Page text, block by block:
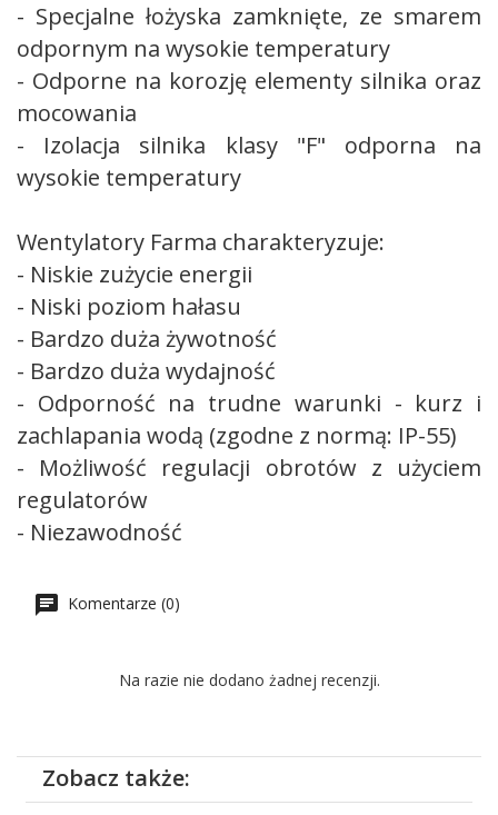
- Specjalne łożyska zamknięte, ze smarem
odpornym na wysokie temperatury
- Odporne na korozję elementy silnika oraz
mocowania
- Izolacja silnika klasy "F" odporna na
wysokie temperatury
Wentylatory Farma charakteryzuje:
- Niskie zużycie energii
- Niski poziom hałasu
- Bardzo duża żywotność
- Bardzo duża wydajność
- Odporność na trudne warunki - kurz i
zachlapania wodą (zgodne z normą: IP-55)
- Możliwość regulacji obrotów z użyciem
regulatorów
- Niezawodność
Komentarze (0)
Na razie nie dodano żadnej recenzji.
Zobacz także: